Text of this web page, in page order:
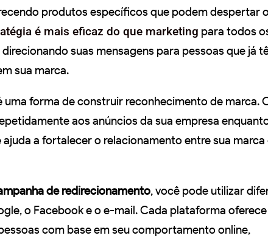
produtos específicos que podem despertar o
é mais eficaz do que marketing para todos
suas mensagens para pessoas que já
sua marca.
uma forma de construir reconhecimento de marca.
aos anúncios da sua empresa
ajuda a fortalecer o relacionamento entre sua marca
de redirecionamento, você pode utilizar
o Facebook e o e-mail. Cada plataforma oferece
com base em seu comportamento online,